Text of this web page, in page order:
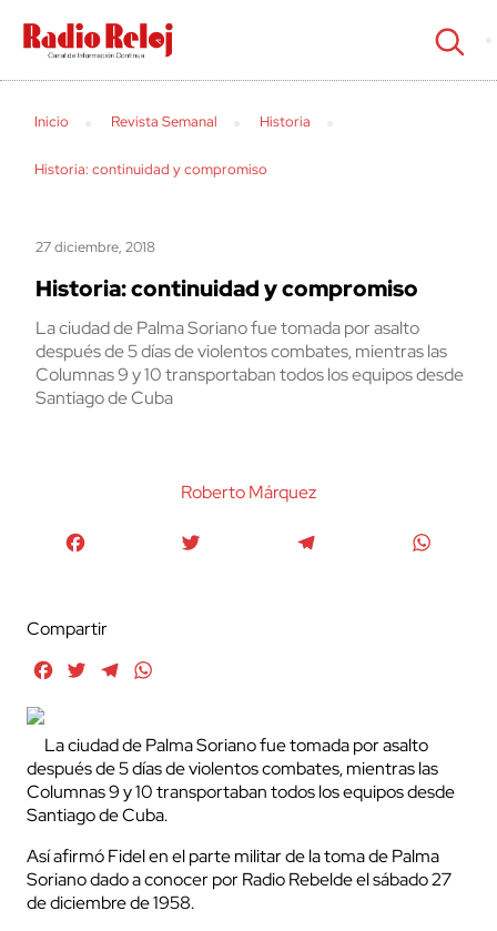
cerrar
Inicio Revista Semanal Historia
Historia: continuidad y compromiso
27 diciembre, 2018
Historia: continuidad y compromiso
La ciudad de Palma Soriano fue tomada por asalto
después de 5 días de violentos combates, mientras las
Columnas 9 y 10 transportaban todos los equipos desde
Santiago de Cuba
Roberto Márquez
Compartir
FacebookTwitterTelegram
La ciudad de Palma Soriano fue tomada por asalto
después de 5 días de violentos combates, mientras las
Columnas 9 y 10 transportaban todos los equipos desde
Santiago de Cuba.
Así afirmó Fidel en el parte militar de la toma de Palma
Soriano dado a conocer por Radio Rebelde el sábado 27
de diciembre de 1958.